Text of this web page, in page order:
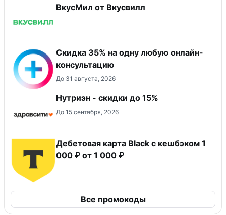
ВкусМил от Вкусвилл
Скидка 35% на одну любую онлайн-
консультацию
До 31 августа, 2026
Нутриэн - скидки до 15%
До 15 сентября, 2026
Дебетовая карта Black c кешбэком 1
000 ₽ от 1 000 ₽
Все промокоды